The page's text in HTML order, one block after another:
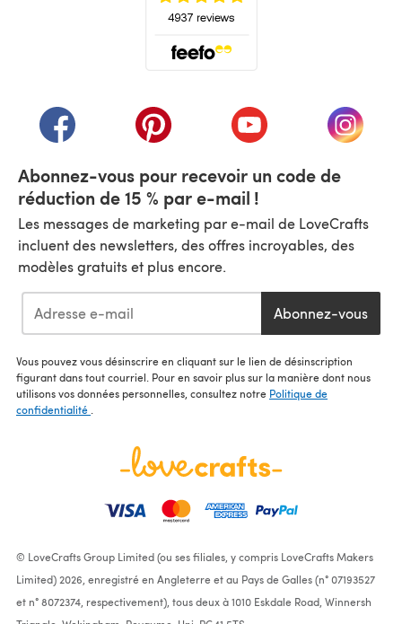
(s'ouvre dans un nouvel onglet)
(s'ouvre dans un nouvel onglet)
(s'ouvre dans un(s'ouvre
Abonnez-vous pour recevoir un code de
réduction de 15 % par e-mail !
Les messages de marketing par e-mail de LoveCrafts
incluent des newsletters, des offres incroyables, des
modèles gratuits et plus encore.
Abonnez-vous
Vous pouvez vous désinscrire en cliquant sur le lien de désinscription
figurant dans tout courriel. Pour en savoir plus sur la manière dont nous
utilisons vos données personnelles, consultez notre Politique de
confidentialité .
© LoveCrafts Group Limited (ou ses filiales, y compris LoveCrafts Makers
Limited) 2026, enregistré en Angleterre et au Pays de Galles (n° 07193527
et n° 8072374, respectivement), tous deux à 1010 Eskdale Road, Winnersh